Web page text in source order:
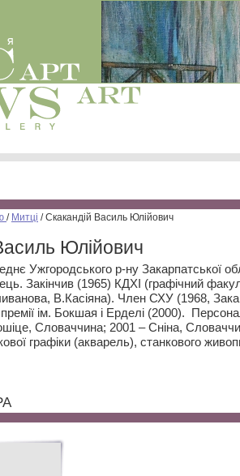
/ Митці /Скакандій Василь Юлійович
Юлійович
Ужгородського р-ну Закарпатської
Закінчив (1965) КДХІ (графічний
В.Касіяна). Член СХУ (1968,
ім. Бокшая і Ерделі (2000).
Словаччина; 2001 – Сніна,
графіки (акварель), станкового